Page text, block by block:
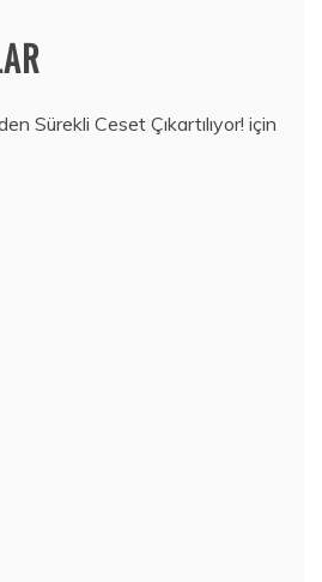
Sürekli Ceset Çıkartılıyor! için